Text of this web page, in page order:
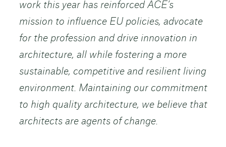
work this year has reinforced ACE’s
mission to influence EU policies, advocate
for the profession and drive innovation in
architecture, all while fostering a more
sustainable, competitive and resilient living
environment. Maintaining our commitment
to high quality architecture, we believe that
architects are agents of change.